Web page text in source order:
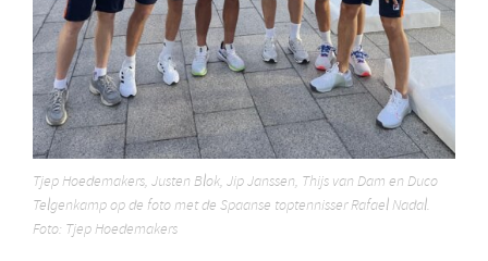
Tjep Hoedemakers, Justen Blok, Jip Janssen, Thijs van Dam en Duco
Telgenkamp op de foto met de Spaanse toptennisser Rafael Nadal.
Foto: Tjep Hoedemakers